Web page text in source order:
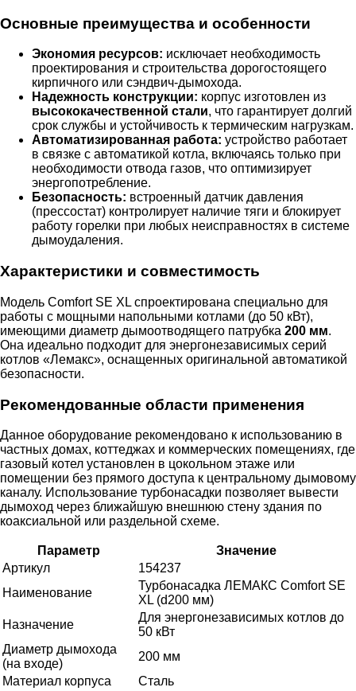
Основные преимущества и особенности
Экономия ресурсов: исключает необходимость
проектирования и строительства дорогостоящего
кирпичного или сэндвич-дымохода.
Надежность конструкции: корпус изготовлен из
высококачественной стали, что гарантирует долгий
срок службы и устойчивость к термическим нагрузкам.
Автоматизированная работа: устройство работает
в связке с автоматикой котла, включаясь только при
необходимости отвода газов, что оптимизирует
энергопотребление.
Безопасность: встроенный датчик давления
(прессостат) контролирует наличие тяги и блокирует
работу горелки при любых неисправностях в системе
дымоудаления.
Характеристики и совместимость
Модель Comfort SE XL спроектирована специально для
работы с мощными напольными котлами (до 50 кВт),
имеющими диаметр дымоотводящего патрубка 200 мм.
Она идеально подходит для энергонезависимых серий
котлов «Лемакс», оснащенных оригинальной автоматикой
безопасности.
Рекомендованные области применения
Данное оборудование рекомендовано к использованию в
частных домах, коттеджах и коммерческих помещениях, где
газовый котел установлен в цокольном этаже или
помещении без прямого доступа к центральному дымовому
каналу. Использование турбонасадки позволяет вывести
дымоход через ближайшую внешнюю стену здания по
коаксиальной или раздельной схеме.
Параметр
Значение
Артикул
154237
Наименование
Турбонасадка ЛЕМАКС Comfort SE
XL (d200 мм)
Назначение
Для энергонезависимых котлов до
50 кВт
Диаметр дымохода
(на входе)
200 мм
Материал корпуса
Сталь